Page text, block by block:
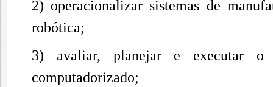
2) operacionalizar sistemas de
robótica;
3) avaliar, planejar e executar
computadorizado;